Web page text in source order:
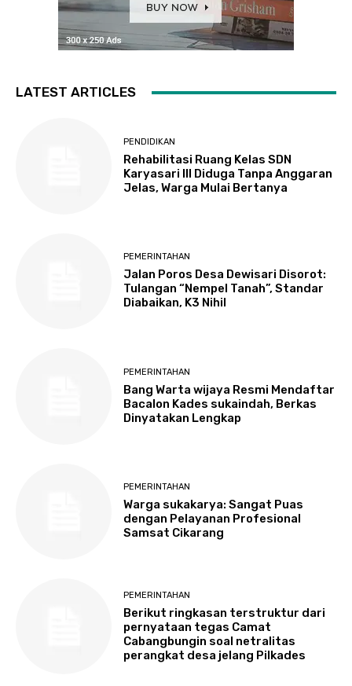
LATEST ARTICLES
PENDIDIKAN
Rehabilitasi Ruang Kelas SDN
Karyasari III Diduga Tanpa Anggaran
Jelas, Warga Mulai Bertanya
PEMERINTAHAN
Jalan Poros Desa Dewisari Disorot:
Tulangan “Nempel Tanah”, Standar
Diabaikan, K3 Nihil
PEMERINTAHAN
Bang Warta wijaya Resmi Mendaftar
Bacalon Kades sukaindah, Berkas
Dinyatakan Lengkap
PEMERINTAHAN
Warga sukakarya: Sangat Puas
dengan Pelayanan Profesional
Samsat Cikarang
PEMERINTAHAN
Berikut ringkasan terstruktur dari
pernyataan tegas Camat
Cabangbungin soal netralitas
perangkat desa jelang Pilkades